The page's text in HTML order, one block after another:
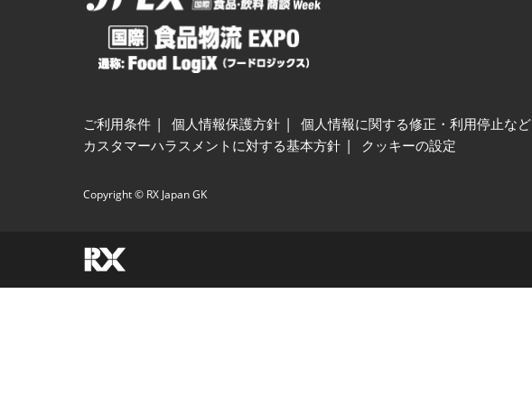
ご利用条件 個人情報保護方針 個人情報に関する修正・利用停止など
カスタマーハラスメントに対する基本方針
クッキーの設定
Copyright © RX Japan GK